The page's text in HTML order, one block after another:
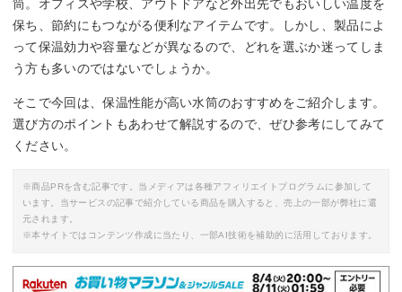
筒。オフィスや学校、アウトドアなど外出先でもおいしい温度を
保ち、節約にもつながる便利なアイテムです。しかし、製品によ
って保温効力や容量などが異なるので、どれを選ぶか迷ってしま
う方も多いのではないでしょうか。
そこで今回は、保温性能が高い水筒のおすすめをご紹介します。
選び方のポイントもあわせて解説するので、ぜひ参考にしてみて
ください。
※商品PRを含む記事です。当メディアは各種アフィリエイトプログラムに参加して
います。当サービスの記事で紹介している商品を購入すると、売上の一部が弊社に還
元されます。
※本サイトではコンテンツ作成に当たり、一部AI技術を補助的に活用しております。